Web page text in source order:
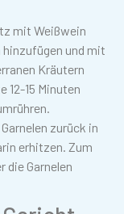
mit Weißwein
und mit
Kräutern
12-15 Minuten
zurück in
erhitzen. Zum
die Garnelen